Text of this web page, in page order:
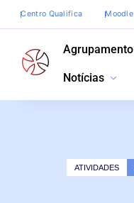
Centro Qualifica Moodle
Agrupamento
Notícias
ATIVIDADES